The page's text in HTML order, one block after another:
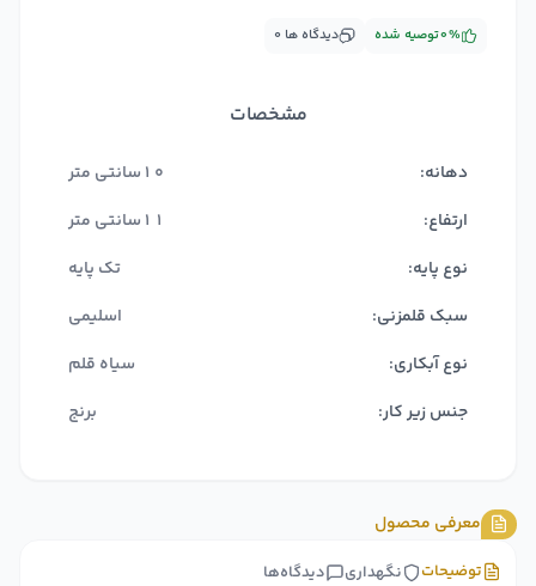
۰ دیدگاه ها توصیه شده۰%
مشخصات
دهانه:
10سانتی متر
ارتفاع:
11سانتی متر
نوع پایه:
تک پایه
سبک قلمزنی:
اسلیمی
نوع آبکاری:
سیاه قلم
جنس زیر کار:
برنج
معرفی محصول
دیدگاه‌ها نگهداری توضیحات